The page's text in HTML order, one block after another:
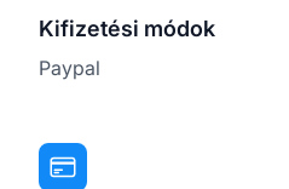
Kifizetési módok
Paypal